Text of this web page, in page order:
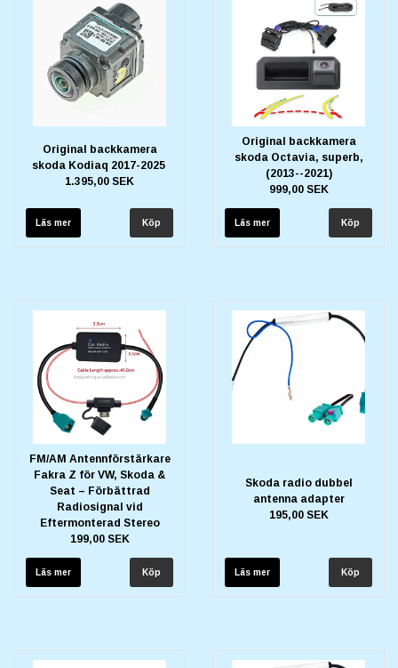
Original backkamera
skoda Kodiaq 2017-2025
1.395,00 SEK
Läs mer
Original backkamera
skoda Octavia, superb,
(2013--2021)
999,00 SEK
Läs mer
FM/AM Antennförstärkare
Fakra Z för VW, Skoda &
Seat – Förbättrad
Radiosignal vid
Eftermonterad Stereo
199,00 SEK
Läs mer
Skoda radio dubbel
antenna adapter
195,00 SEK
Läs mer